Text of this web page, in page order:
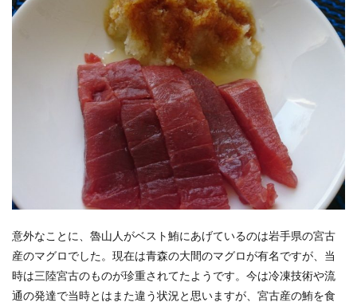
意外なことに、魯山人がベスト鮪にあげているのは岩手県の宮古
産のマグロでした。現在は青森の大間のマグロが有名ですが、当
時は三陸宮古のものが珍重されてたようです。今は冷凍技術や流
通の発達で当時とはまた違う状況と思いますが、宮古産の鮪を食